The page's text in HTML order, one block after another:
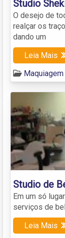
Studio
O desejo de
realçar os
dando um
Leia Mais
Studio de
Em um só
serviços de
Leia Mais